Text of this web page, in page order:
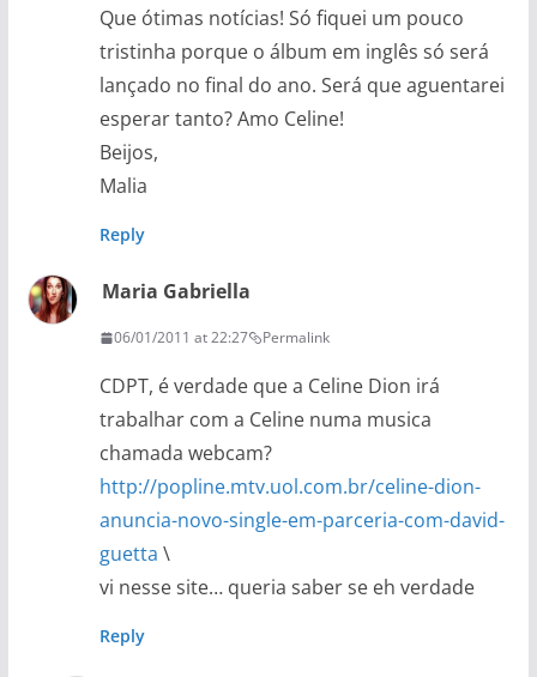
Que ótimas notícias! Só fiquei um pouco
tristinha porque o álbum em inglês só será
lançado no final do ano. Será que aguentarei
esperar tanto? Amo Celine!
Beijos,
Malia
Reply
Maria Gabriella
06/01/2011 at 22:27 Permalink
CDPT, é verdade que a Celine Dion irá
trabalhar com a Celine numa musica
chamada webcam?
http://popline.mtv.uol.com.br/celine-dion-
anuncia-novo-single-em-parceria-com-david-
guetta \
vi nesse site… queria saber se eh verdade
Reply